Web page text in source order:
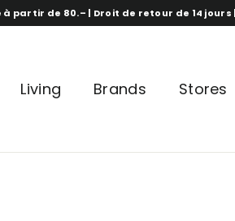
partir de 80.– | Droit de retour de 14
Living Brands Stores